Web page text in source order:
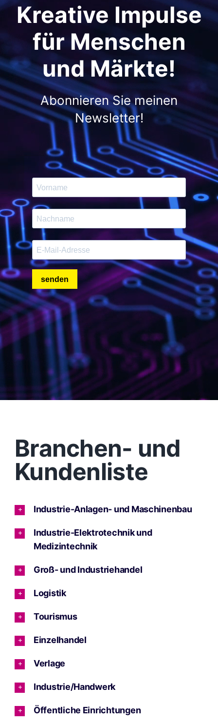
Kreative Impulse
für Menschen
und Märkte!
Abonnieren Sie meinen
Newsletter!
Branchen- und
Kundenliste
Industrie-Anlagen- und Maschinenbau
Industrie-Elektrotechnik und
Medizintechnik
Groß- und Industriehandel
Logistik
Tourismus
Einzelhandel
Verlage
Industrie/Handwerk
Öffentliche Einrichtungen